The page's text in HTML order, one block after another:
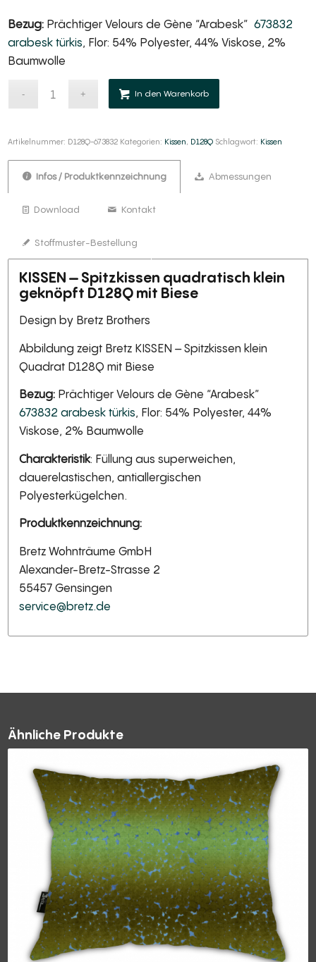
Bezug: Prächtiger Velours de Gène “Arabesk”673832
arabesk türkis, Flor: 54% Polyester, 44% Viskose, 2%
Baumwolle
In den Warenkorb
Artikelnummer: D128Q-673832 Kategorien: Kissen, D128Q Schlagwort: Kissen
Infos / Produktkennzeichnung Abmessungen
Download Kontakt
Stoffmuster-Bestellung
KISSEN – Spitzkissen quadratisch klein
geknöpft D128Q mit Biese
Design by Bretz Brothers
Abbildung zeigt Bretz KISSEN – Spitzkissen klein
Quadrat D128Q mit Biese
Bezug: Prächtiger Velours de Gène “Arabesk”
673832 arabesk türkis, Flor: 54% Polyester, 44%
Viskose, 2% Baumwolle
Charakteristik: Füllung aus superweichen,
dauerelastischen, antiallergischen
Polyesterkügelchen.
Produktkennzeichnung:
Bretz Wohnträume GmbH
Alexander-Bretz-Strasse 2
55457 Gensingen
service@bretz.de
Ähnliche Produkte